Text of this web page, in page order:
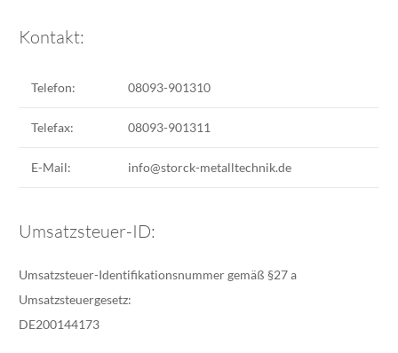
Kontakt:
Telefon: 08093-901310
Telefax: 08093-901311
E-Mail: info@storck-metalltechnik.de
Umsatzsteuer-ID:
Umsatzsteuer-Identifikationsnummer gemäß §27 a
Umsatzsteuergesetz:
DE200144173